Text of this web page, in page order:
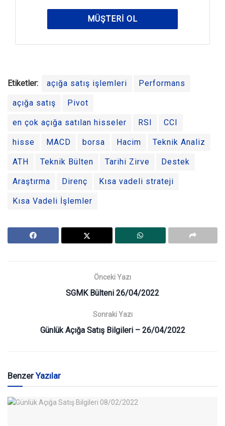
MÜŞTERI OL
Etiketler: açığa satış işlemleri Performans
açığa satış Pivot
en çok açığa satılan hisseler RSI CCI
hisse MACD borsa Hacim Teknik Analiz
ATH Teknik Bülten Tarihi Zirve Destek
Araştırma Direnç Kısa vadeli strateji
Kısa Vadeli İşlemler
Önceki Yazı
SGMK Bülteni 26/04/2022
Sonraki Yazı
Günlük Açığa Satış Bilgileri – 26/04/2022
BenzerYazılar